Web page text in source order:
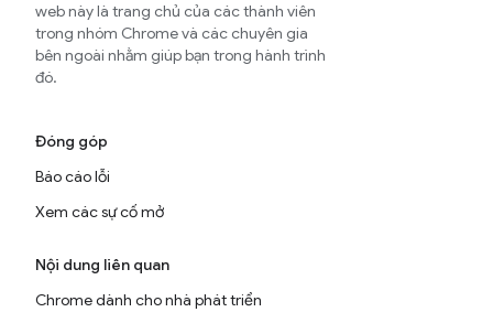
web này là trang chủ của các thành viên
trong nhóm Chrome và các chuyên gia
bên ngoài nhằm giúp bạn trong hành trình
đó.
Đóng góp
Báo cáo lỗi
Xem các sự cố mở
Nội dung liên quan
Chrome dành cho nhà phát triển